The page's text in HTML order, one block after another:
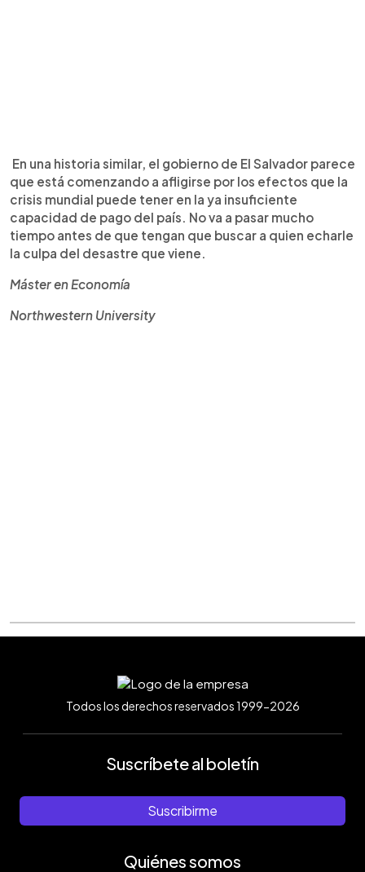
En una historia similar, el gobierno de El Salvador parece
que está comenzando a afligirse por los efectos que la
crisis mundial puede tener en la ya insuficiente
capacidad de pago del país. No va a pasar mucho
tiempo antes de que tengan que buscar a quien echarle
la culpa del desastre que viene.
Máster en Economía
Northwestern University
Todos los derechos reservados 1999-2026
Suscríbete al boletín
Suscribirme
Quiénes somos